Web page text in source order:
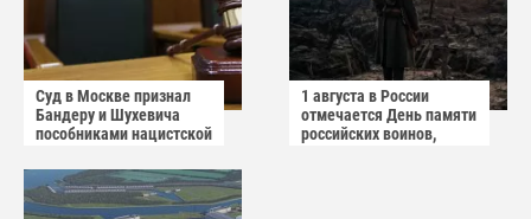
Суд в Москве признал
Бандеру и Шухевича
пособниками нацистской
1 августа в России
отмечается День памяти
российских воинов,